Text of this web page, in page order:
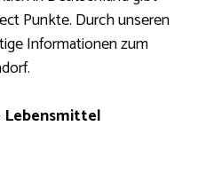
Punkte. Durch unseren
Informationen zum